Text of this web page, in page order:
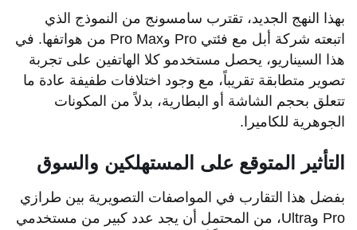
بهذا النهج الجديد، تقترب سامسونج من النموذج الذي
اتبعته شركة أبل مع فئتي Pro وPro Max من هواتفها. في
هذا السيناريو، يحصل مستخدمو كلا الهاتفين على تجربة
تصوير متطابقة تقريباً، مع وجود اختلافات طفيفة عادة ما
تتعلق بحجم الشاشة أو البطارية، بدلاً من المكونات
الجوهرية للكاميرا.
التأثير المتوقع على المستهلكين والسوق
بفضل هذا التقارب في المواصفات التصويرية بين طرازي
Pro وUltra، من المحتمل أن يجد عدد كبير من مستخدمي